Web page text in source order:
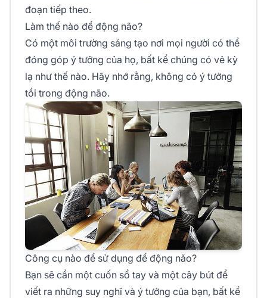
đoạn tiếp theo.
Làm thế nào để động não?
Có một môi trường sáng tạo nơi mọi người có thể
đóng góp ý tưởng của họ, bất kể chúng có vẻ kỳ
lạ như thế nào. Hãy nhớ rằng, không có ý tưởng
tồi trong động não.
Công cụ nào để sử dụng để động não?
Bạn sẽ cần một cuốn sổ tay và một cây bút để
viết ra những suy nghĩ và ý tưởng của bạn, bất kể